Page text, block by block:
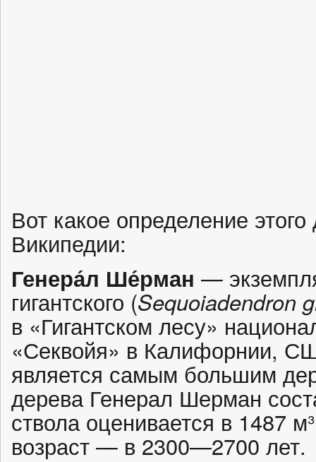
Вот какое определение
Википедии:
Генера́л Ше́рман —
гигантского (Sequoiadendron
в «Гигантском лесу»
«Секвойя» в Калифорнии,
является самым большим
дерева Генерал Шерман
ствола оценивается в 1487
возраст — в 2300—2700 лет.